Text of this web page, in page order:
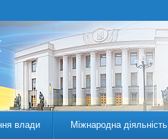
влади Міжнародна діяльність